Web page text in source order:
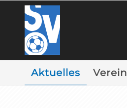
Aktuelles Verein